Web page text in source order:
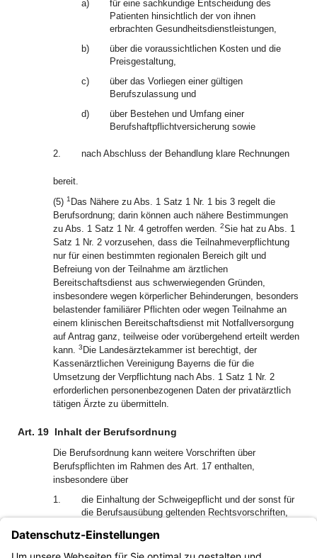
a)
für eine sachkundige Entscheidung des
Patienten hinsichtlich der von ihnen
erbrachten Gesundheitsdienstleistungen,
b)
über die voraussichtlichen Kosten und die
Preisgestaltung,
c)
über das Vorliegen einer gültigen
Berufszulassung und
d)
über Bestehen und Umfang einer
Berufshaftpflichtversicherung sowie
2. nach Abschluss der Behandlung klare Rechnungen
bereit.
(5) 1 Das Nähere zu Abs. 1 Satz 1 Nr. 1 bis 3 regelt die
Berufsordnung; darin können auch nähere Bestimmungen
zu Abs. 1 Satz 1 Nr. 4 getroffen werden. 2Sie hat zu Abs. 1
Satz 1 Nr. 2 vorzusehen, dass die Teilnahmeverpflichtung
nur für einen bestimmten regionalen Bereich gilt und
Befreiung von der Teilnahme am ärztlichen
Bereitschaftsdienst aus schwerwiegenden Gründen,
insbesondere wegen körperlicher Behinderungen, besonders
belastender familiärer Pflichten oder wegen Teilnahme an
einem klinischen Bereitschaftsdienst mit Notfallversorgung
auf Antrag ganz, teilweise oder vorübergehend erteilt werden
kann. 3 Die Landesärztekammer ist berechtigt, der
Kassenärztlichen Vereinigung Bayerns die für die
Umsetzung der Verpflichtung nach Abs. 1 Satz 1 Nr. 2
erforderlichen personenbezogenen Daten der privatärztlich
tätigen Ärzte zu übermitteln.
Art. 19 Inhalt der Berufsordnung
Die Berufsordnung kann weitere Vorschriften über
Berufspflichten im Rahmen des Art. 17 enthalten,
insbesondere über
1.
die Einhaltung der Schweigepflicht und der sonst für
die Berufsausübung geltenden Rechtsvorschriften,
2.
die Ausstellung von Gutachten und Zeugnissen,
3.
die Praxisankündigung und Praxiseinrichtung,